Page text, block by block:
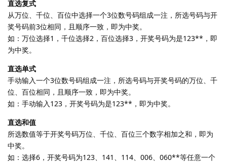
直选复式
从万位、千位、百位中选择一个3位数号码组成一注，所选号码与开
奖号码前3位相同，且顺序一致，即为中奖。
如：万位选择1，千位选择2，百位选择3，开奖号码为是123**，即
为中奖。
直选单式
手动输入一个3位数号码组成一注，所选号码与开奖号码的万位、千
位、百位相同，且顺序一致，即为中奖。
如：手动输入123，开奖号码为是123**，即为中奖。
直选和值
所选数值等于开奖号码万位、千位、百位三个数字相加之和，即为
中奖。
如：选择6，开奖号码为123、141、114、006、060**等任意一个